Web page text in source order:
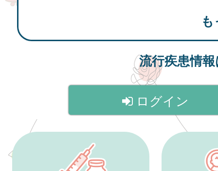
流行疾患情
ログイン